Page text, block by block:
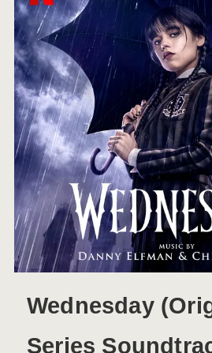
Wednesday
Series